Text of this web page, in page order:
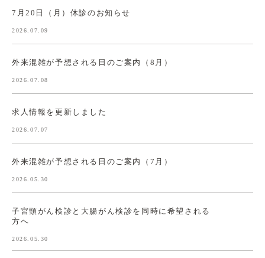
7月20日（月）休診のお知らせ
2026.07.09
外来混雑が予想される日のご案内（8月）
2026.07.08
求人情報を更新しました
2026.07.07
外来混雑が予想される日のご案内（7月）
2026.05.30
子宮頸がん検診と大腸がん検診を同時に希望される
方へ
2026.05.30